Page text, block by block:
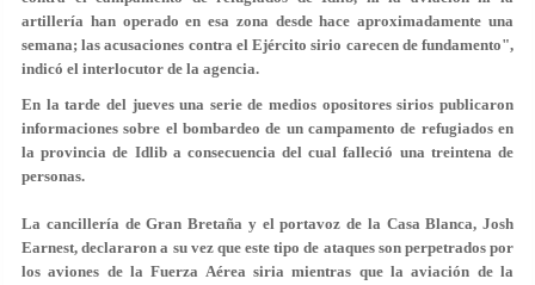
artillería han operado en esa zona desde hace aproximadamente una
semana; las acusaciones contra el Ejército sirio carecen de fundamento",
indicó el interlocutor de la agencia.
En la tarde del jueves una serie de medios opositores sirios publicaron
informaciones sobre el bombardeo de un campamento de refugiados en
la provincia de Idlib a consecuencia del cual falleció una treintena de
personas.
La cancillería de Gran Bretaña y el portavoz de la Casa Blanca, Josh
Earnest, declararon a su vez que este tipo de ataques son perpetrados por
los aviones de la Fuerza Aérea siria mientras que la aviación de la